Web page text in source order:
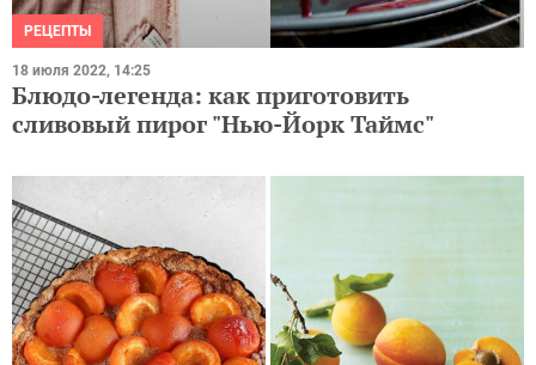
РЕЦЕПТЫ
18 июля 2022, 14:25
Блюдо-легенда: как приготовить
сливовый пирог "Нью-Йорк Таймс"